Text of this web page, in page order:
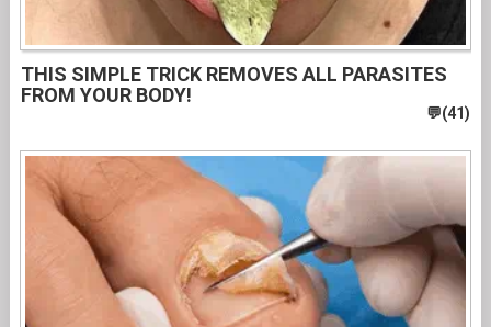
THIS SIMPLE TRICK REMOVES ALL PARASITES
FROM YOUR BODY!